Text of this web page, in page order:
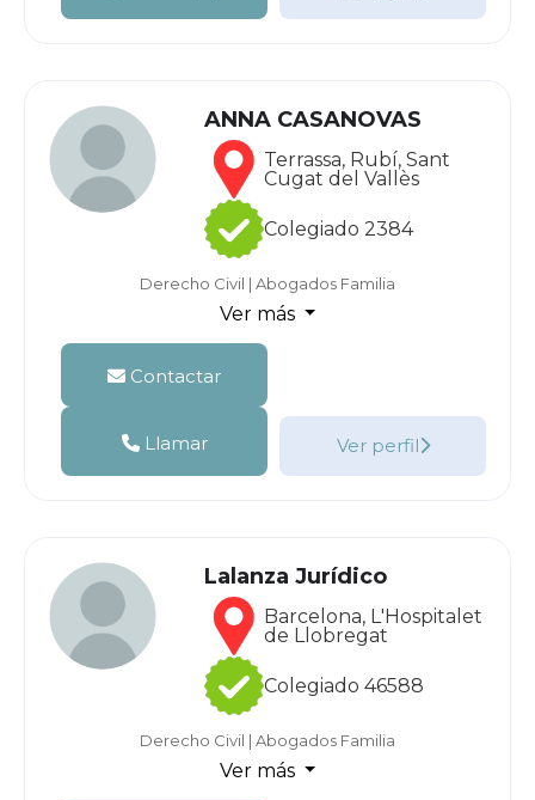
ANNA CASANOVAS
Terrassa, Rubí, Sant
Cugat del Vallès
Colegiado 2384
Derecho Civil | Abogados Familia
Ver más
Contactar
Llamar Ver perfil
Lalanza Jurídico
Barcelona, L'Hospitalet
de Llobregat
Colegiado 46588
Derecho Civil | Abogados Familia
Ver más